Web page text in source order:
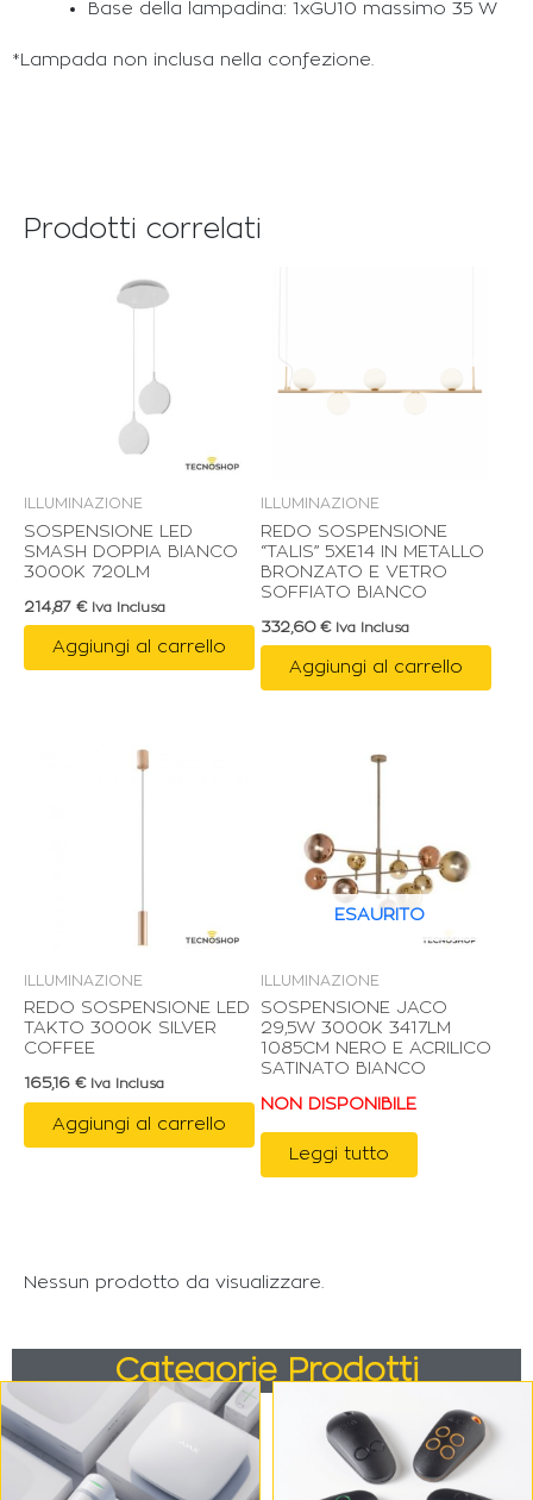
Base della lampadina: 1xGU10 massimo 35 W
*Lampada non inclusa nella confezione.
Prodotti correlati
ILLUMINAZIONE
SOSPENSIONE LED
SMASH DOPPIA BIANCO
3000K 720LM
214,87 € Iva Inclusa
Aggiungi al carrello
ILLUMINAZIONE
REDO SOSPENSIONE
“TALIS” 5XE14 IN METALLO
BRONZATO E VETRO
SOFFIATO BIANCO
332,60 € Iva Inclusa
Aggiungi al carrello
ILLUMINAZIONE
REDO SOSPENSIONE LED
TAKTO 3000K SILVER
COFFEE
165,16 € Iva Inclusa
Aggiungi al carrello
ESAURITO
ILLUMINAZIONE
SOSPENSIONE JACO
29,5W 3000K 3417LM
1085CM NERO E ACRILICO
SATINATO BIANCO
NON DISPONIBILE
Leggi tutto
Nessun prodotto da visualizzare.
Categorie Prodotti